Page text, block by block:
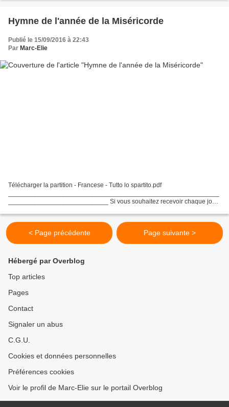
S'abonner...
Hymne de l'année de la Miséricorde
Publié le 15/09/2016 à 22:43
Par Marc-Elie
Télécharger la partition - Francese - Tutto lo spartito.pdf
____________________________ Si vous souhaitez recevoir chaque jour
< Page précédente Page suivante >
Hébergé par Overblog
Top articles
Pages
Contact
Signaler un abus
C.G.U.
Cookies et données personnelles
Préférences cookies
Voir le profil de Marc-Elie sur le portail Overblog